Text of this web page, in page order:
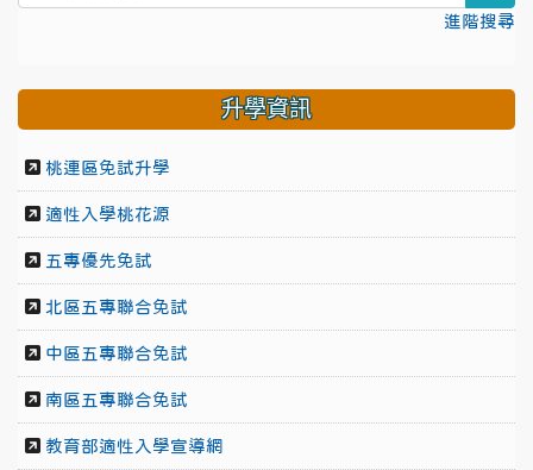
進階搜尋
升學資訊
桃連區免試升學
適性入學桃花源
五專優先免試
北區五專聯合免試
中區五專聯合免試
南區五專聯合免試
教育部適性入學宣導網